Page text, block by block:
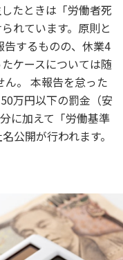
たときは「労働者死
れています。原則と
告するものの、休業4
ケースについては随
。 本報告を怠った
万円以下の罰金（安
に加えて「労働基準
公開が行われます。